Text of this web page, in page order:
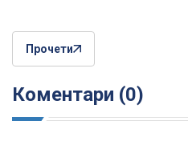
Прочети
Коментари (0)